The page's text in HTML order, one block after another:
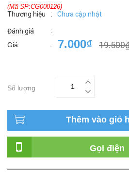
(Mã SP:CG000126)
Thương hiệu : Chưa cập nhật
Đánh giá
:
Giá
: 7.000₫
Số lượng
Thêm vào giỏ
Gọi điện